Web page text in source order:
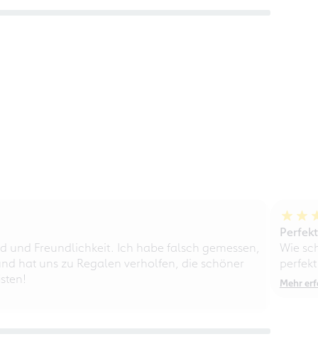
Freundlichkeit. Ich habe falsch gemessen,
hat uns zu Regalen verholfen, die schöner
Wie
Mehr